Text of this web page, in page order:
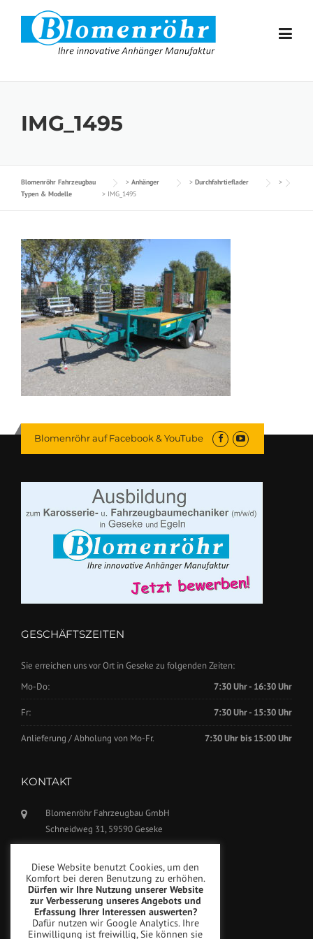
Skip to content
IMG_1495
Blomenröhr Fahrzeugbau > Anhänger > Durchfahrtieflader
>
Typen & Modelle
> IMG_1495
Blomenröhr auf Facebook & YouTube
GESCHÄFTSZEITEN
Sie erreichen uns vor Ort in Geseke zu folgenden Zeiten:
Mo-Do:
7:30 Uhr - 16:30 Uhr
Fr: 7:30 Uhr - 15:30 Uhr
Anlieferung / Abholung von Mo-Fr. 7:30 Uhr bis 15:00 Uhr
KONTAKT
Blomenröhr Fahrzeugbau GmbH
Schneidweg 31, 59590 Geseke
Fax: +49(0)2942-5799777
info@blomenroehr.com
Diese Website benutzt Cookies, um den
Komfort bei deren Benutzung zu erhöhen.
Dürfen wir Ihre Nutzung unserer Website
zur Verbesserung unseres Angebots und
Erfassung Ihrer Interessen auswerten?
Dafür nutzen wir Google Analytics. Ihre
Einwilligung ist freiwillig, Sie können sie